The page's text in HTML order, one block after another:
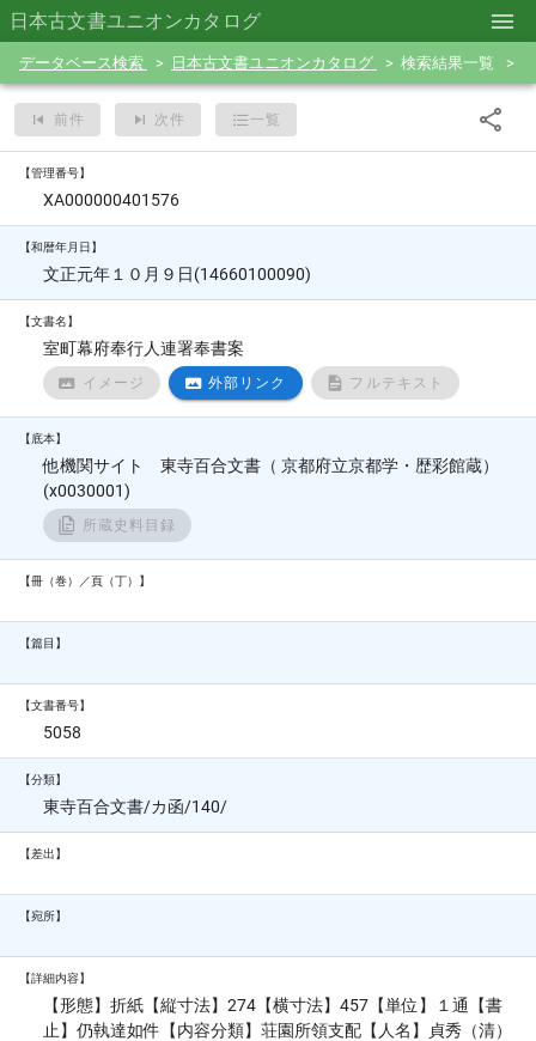
日本古文書ユニオンカタログ
データベース検索 日本古文書ユニオンカタログ 検索結果一覧
前件 次件 一覧
【管理番号】
XA000000401576
【和暦年月日】
文正元年１０月９日(14660100090)
【文書名】
室町幕府奉行人連署奉書案
イメージ 外部リンク フルテキスト
【底本】
他機関サイト 東寺百合文書（ 京都府立京都学・歴彩館蔵）
(x0030001)
所蔵史料目録
【冊（巻）／頁（丁）】
【篇目】
【文書番号】
5058
【分類】
東寺百合文書/カ函/140/
【差出】
【宛所】
【詳細内容】
【形態】折紙【縦寸法】274【横寸法】457【単位】１通【書
止】仍執達如件【内容分類】荘園所領支配【人名】貞秀（清）